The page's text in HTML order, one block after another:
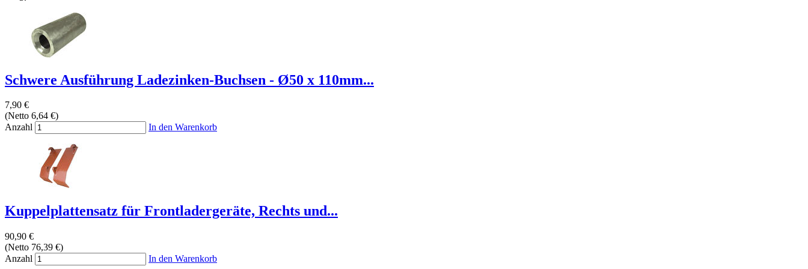
Schwere Ausführung Ladezinken-Buchsen - Ø50 x 110mm...
7,90 €
(Netto 6,64 €)
Anzahl
In den Warenkorb
Kuppelplattensatz für Frontladergeräte, Rechts und...
90,90 €
(Netto 76,39 €)
Anzahl
In den Warenkorb